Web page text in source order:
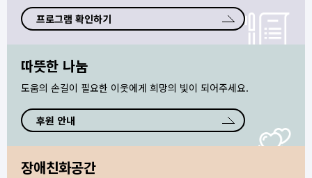
프로그램 확인하기
따뜻한 나눔
도움의 손길이 필요한 이웃에게 희망의 빛이 되어주세요.
후원 안내
장애친화공간